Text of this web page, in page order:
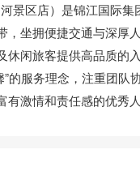
区店）是锦江国际集
，坐拥便捷交通与深
休闲旅客提供高品质的
服务理念，注重团队
有激情和责任感的优